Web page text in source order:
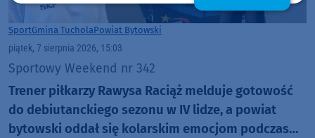
SportGmina TucholaPowiat Bytowski
piątek, 7 sierpnia 2026, 15:03
Sportowy Weekend nr 342
Trener piłkarzy Rawysa Raciąż melduje gotowość
do debiutanckiego sezonu w IV lidze, a powiat
bytowski oddał się kolarskim emocjom podczas